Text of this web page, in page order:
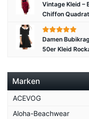
Vintage Kleid –
Chiffon
Damen
50er Kleid
Marken
ACEVOG
Aloha-Beachwear